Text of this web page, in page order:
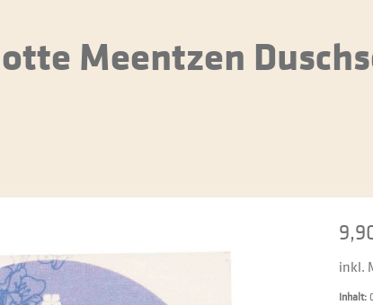
Meentzen
inkl.
Inhalt: